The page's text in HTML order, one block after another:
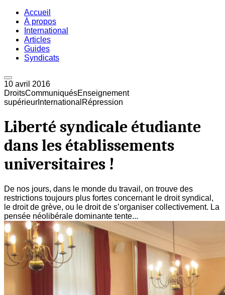
Accueil
À propos
International
Articles
Guides
Syndicats
10 avril 2016
DroitsCommuniquésEnseignement
supérieur International Répression
Liberté syndicale étudiante
dans les établissements
universitaires !
De nos jours, dans le monde du travail, on trouve des
restrictions toujours plus fortes concernant le droit syndical,
le droit de grève, ou le droit de s’organiser collectivement. La
pensée néolibérale dominante tente...